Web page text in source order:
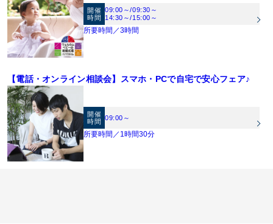
開催
時間
09:00～/09:30～
14:30～/15:00～
所要時間／3時間
【電話・オンライン相談会】スマホ・PCで自宅で安心フェア♪
開催
時間
09:00～
所要時間／1時間30分